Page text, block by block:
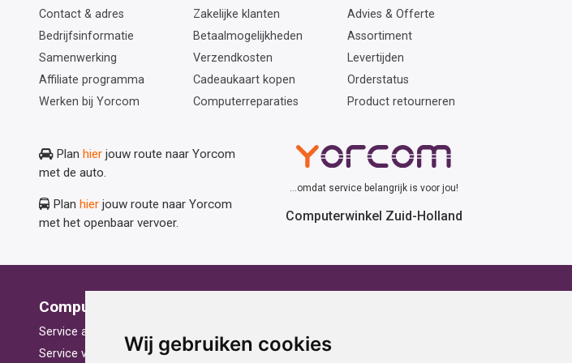
Wij gebruiken cookies
Contact & adres
Bedrijfsinformatie
Samenwerking
Affiliate programma
Werken bij Yorcom
Zakelijke klanten
Betaalmogelijkheden
Verzendkosten
Cadeaukaart kopen
Computerreparaties
Advies & Offerte
Assortiment
Levertijden
Orderstatus
Product retourneren
Plan hier jouw route naar Yorcom
met de auto.
Plan hier jouw route naar Yorcom
met het openbaar vervoer.
...omdat service belangrijk is voor jou!
Computerwinkel Zuid-Holland
Computerhulp
Service aan huis
Service voor bedrijven
Laptop huren